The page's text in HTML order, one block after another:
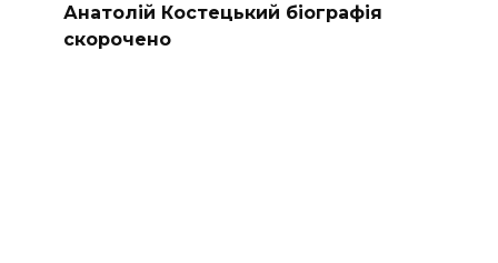
Анатолій Костецький біографія
скорочено